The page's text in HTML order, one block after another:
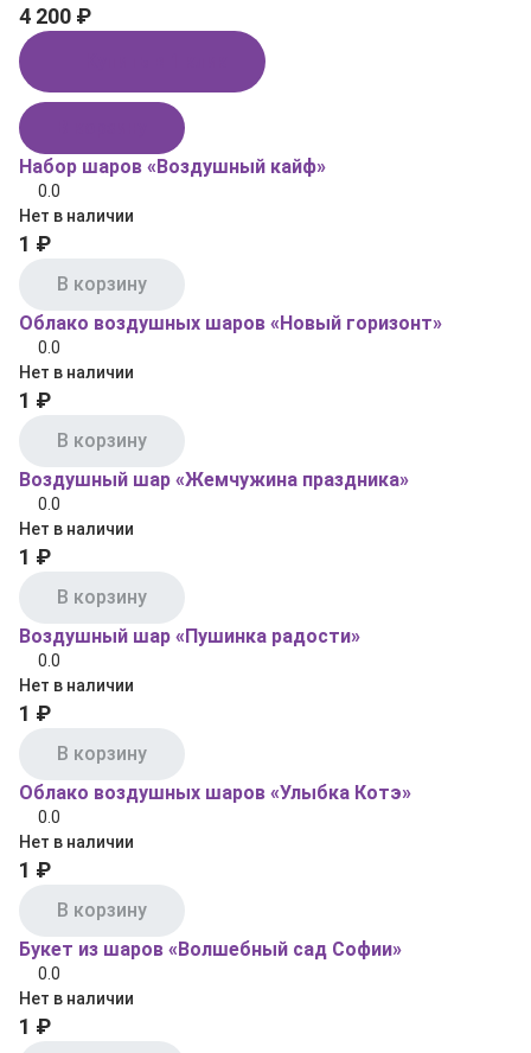
4 200 ₽
Набор шаров «Воздушный кайф»
0.0
Нет в наличии
1 ₽
В корзину
Облако воздушных шаров «Новый горизонт»
0.0
Нет в наличии
1 ₽
В корзину
Воздушный шар «Жемчужина праздника»
0.0
Нет в наличии
1 ₽
В корзину
Воздушный шар «Пушинка радости»
0.0
Нет в наличии
1 ₽
В корзину
Облако воздушных шаров «Улыбка Котэ»
0.0
Нет в наличии
1 ₽
В корзину
Букет из шаров «Волшебный сад Софии»
0.0
Нет в наличии
1 ₽